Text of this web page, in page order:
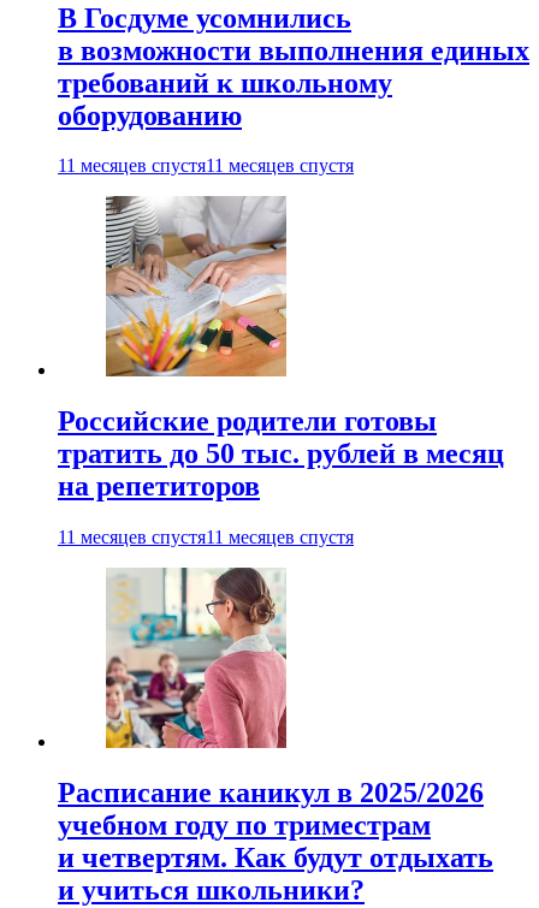
В Госдуме усомнились
в возможности выполнения единых
требований к школьному
оборудованию
11 месяцев спустя11 месяцев спустя
Российские родители готовы
тратить до 50 тыс. рублей в месяц
на репетиторов
11 месяцев спустя11 месяцев спустя
Расписание каникул в 2025/2026
учебном году по триместрам
и четвертям. Как будут отдыхать
и учиться школьники?